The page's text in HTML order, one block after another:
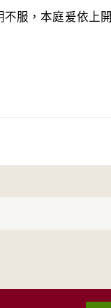
服，本庭爰依上開